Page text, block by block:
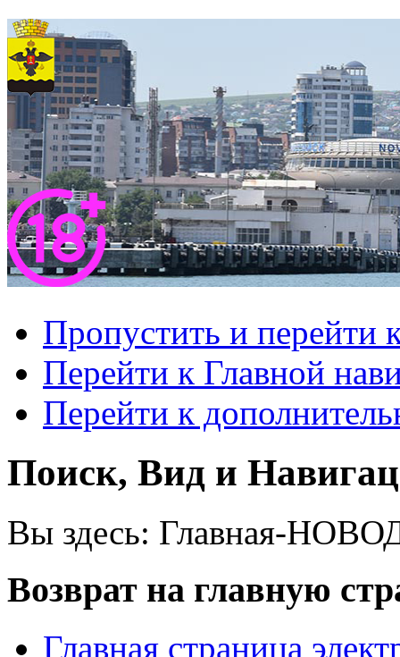
Пропустить и перейти
Перейти к Главной
Перейти к
Поиск, Вид и
Вы здесь: Главная-
Возврат на главную
Главная страница